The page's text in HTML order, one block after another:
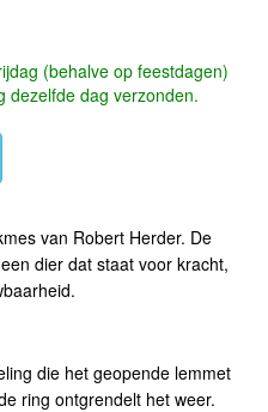
(behalve op feestdagen)
dezelfde dag verzonden.
van Robert Herder. De
dier dat staat voor kracht,
die het geopende lemmet
ring ontgrendelt het weer.